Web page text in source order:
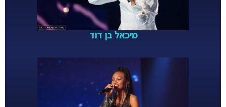
מיכאל בן דוד